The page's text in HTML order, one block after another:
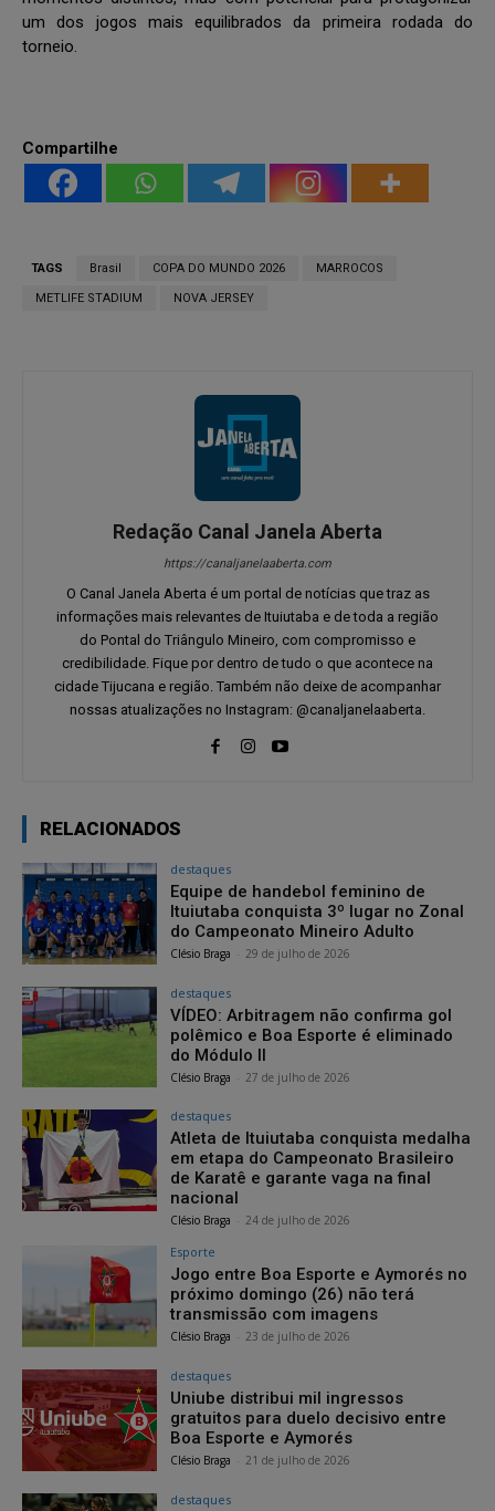
um dos jogos mais equilibrados da primeira rodada do
torneio.
Compartilhe
TAGS Brasil COPA DO MUNDO 2026 MARROCOS
METLIFE STADIUM NOVA JERSEY
Redação Canal Janela Aberta
https://canaljanelaaberta.com
O Canal Janela Aberta é um portal de notícias que traz as
informações mais relevantes de Ituiutaba e de toda a região
do Pontal do Triângulo Mineiro, com compromisso e
credibilidade. Fique por dentro de tudo o que acontece na
cidade Tijucana e região. Também não deixe de acompanhar
nossas atualizações no Instagram: @canaljanelaaberta.
RELACIONADOS
destaques
Equipe de handebol feminino de
Ituiutaba conquista 3º lugar no Zonal
do Campeonato Mineiro Adulto
Clésio Braga 29 de julho de 2026
destaques
VÍDEO: Arbitragem não confirma gol
polêmico e Boa Esporte é eliminado
do Módulo II
Clésio Braga 27 de julho de 2026
destaques
Atleta de Ituiutaba conquista medalha
em etapa do Campeonato Brasileiro
de Karatê e garante vaga na final
nacional
Clésio Braga 24 de julho de 2026
Esporte
Jogo entre Boa Esporte e Aymorés no
próximo domingo (26) não terá
transmissão com imagens
Clésio Braga 23 de julho de 2026
destaques
Uniube distribui mil ingressos
gratuitos para duelo decisivo entre
Boa Esporte e Aymorés
Clésio Braga 21 de julho de 2026
destaques